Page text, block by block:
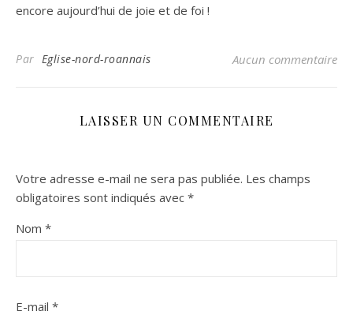
encore aujourd’hui de joie et de foi !
Par Eglise-nord-roannais Aucun commentaire
LAISSER UN COMMENTAIRE
Votre adresse e-mail ne sera pas publiée. Les champs
obligatoires sont indiqués avec *
Nom *
E-mail *